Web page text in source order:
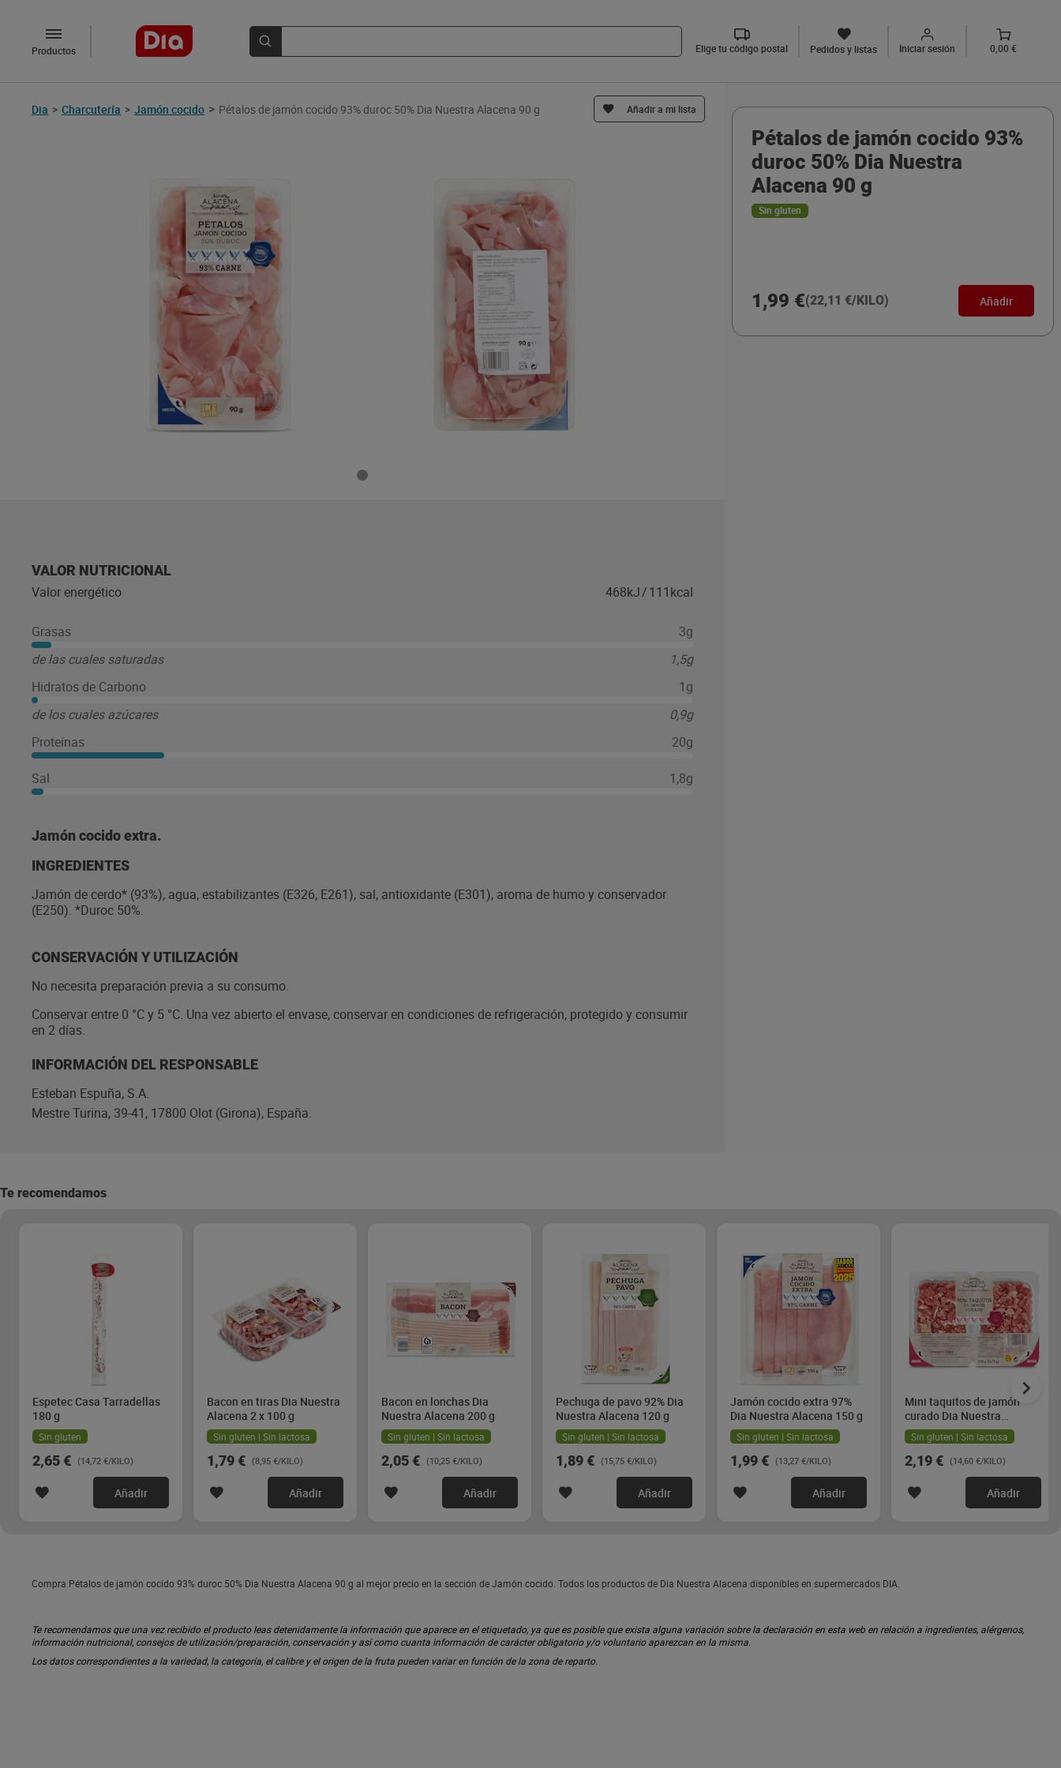
Productos Elige tu código postal Pedidos y listas Iniciar sesión 0,00 €
Dia > Charcutería > Jamón cocido > Pétalos de jamón cocido 93% duroc 50% Dia Nuestra Alacena 90 g Añadir a mi lista
VALOR NUTRICIONAL
Valor energético 468kJ/111kcal
Grasas
3g
de las cuales saturadas
1,5g
Hidratos de Carbono
1g
de los cuales azúcares
0,9g
Proteínas
20g
Sal 1,8g
Jamón cocido extra.
INGREDIENTES
Jamón de cerdo* (93%), agua, estabilizantes (E326, E261), sal, antioxidante (E301), aroma de humo y conservador
(E250). *Duroc 50%.
CONSERVACIÓN Y UTILIZACIÓN
No necesita preparación previa a su consumo.
Conservar entre 0 °C y 5 °C. Una vez abierto el envase, conservar en condiciones de refrigeración, protegido y consumir
en 2 días.
INFORMACIÓN DEL RESPONSABLE
Esteban Espuña, S.A.
Mestre Turina, 39-41, 17800 Olot (Girona), España.
Pétalos de jamón cocido 93%
duroc 50% Dia Nuestra
Alacena 90 g
Sin gluten
1,99 €(22,11 €/KILO) Añadir
Te recomendamos
Espetec Casa Tarradellas
180 g
Sin gluten
2,65 € (14,72 €/KILO)
Añadir
Bacon en tiras Dia Nuestra
Alacena 2 x 100 g
Sin gluten | Sin lactosa
1,79 € (8,95 €/KILO)
Añadir
Bacon en lonchas Dia
Nuestra Alacena 200 g
Sin gluten | Sin lactosa
2,05 € (10,25 €/KILO)
Añadir
Pechuga de pavo 92% Dia
Nuestra Alacena 120 g
Sin gluten | Sin lactosa
1,89 € (15,75 €/KILO)
Añadir
Jamón cocido extra 97%
Dia Nuestra Alacena 150 g
Sin gluten | Sin lactosa
1,99 € (13,27 €/KILO)
Añadir
Mini taquitos de jamón
curado Dia Nuestra
Alacena 2 x 75 g
Sin gluten | Sin lactosa
2,19 € (14,60 €/KILO)
Añadir
Compra Pétalos de jamón cocido 93% duroc 50% Dia Nuestra Alacena 90 g al mejor precio en la sección de Jamón cocido. Todos los productos de Dia Nuestra Alacena disponibles en supermercados DIA.
Te recomendamos que una vez recibido el producto leas detenidamente la información que aparece en el etiquetado, ya que es posible que exista alguna variación sobre la declaración en esta web en relación a ingredientes, alérgenos,
información nutricional, consejos de utilización/preparación, conservación y así como cuanta información de carácter obligatorio y/o voluntario aparezcan en la misma.
Los datos correspondientes a la variedad, la categoría, el calibre y el origen de la fruta pueden variar en función de la zona de reparto.